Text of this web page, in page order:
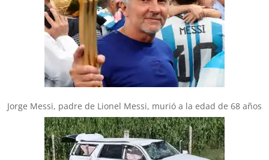
Jorge Messi, padre de Lionel Messi, murió a la edad de 68 años